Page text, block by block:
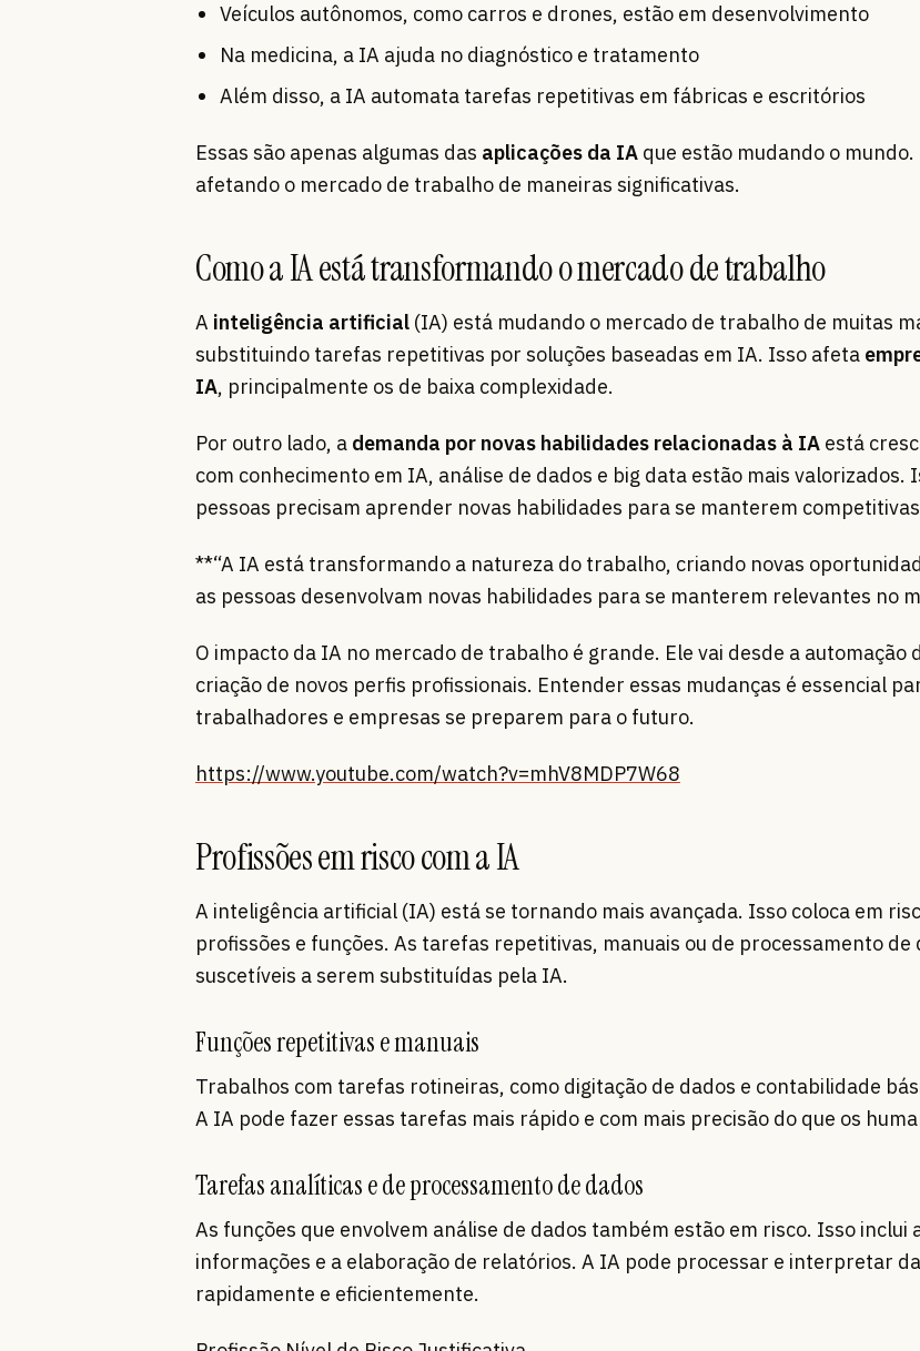
Veículos autônomos, como carros e drones, estão em desenvolvimento
Na medicina, a IA ajuda no diagnóstico e tratamento
Além disso, a IA automata tarefas repetitivas em fábricas e escritórios
Essas são apenas algumas das aplicações da IA que estão mudando o mundo.
afetando o mercado de trabalho de maneiras significativas.
Como a IA está transformando o mercado de trabalho
A inteligência artificial (IA) está mudando o mercado de trabalho de muitas
substituindo tarefas repetitivas por soluções baseadas em IA. Isso afeta
IA, principalmente os de baixa complexidade.
Por outro lado, a demanda por novas habilidades relacionadas à IA está
com conhecimento em IA, análise de dados e big data estão mais valorizados.
pessoas precisam aprender novas habilidades para se manterem
**“A IA está transformando a natureza do trabalho, criando novas
as pessoas desenvolvam novas habilidades para se manterem relevantes no
O impacto da IA no mercado de trabalho é grande. Ele vai desde a automação
criação de novos perfis profissionais. Entender essas mudanças é essencial
trabalhadores e empresas se preparem para o futuro.
https://www.youtube.com/watch?v=mhV8MDP7W68
Profissões em risco com a IA
A inteligência artificial (IA) está se tornando mais avançada. Isso coloca em
profissões e funções. As tarefas repetitivas, manuais ou de processamento de
suscetíveis a serem substituídas pela IA.
Funções repetitivas e manuais
Trabalhos com tarefas rotineiras, como digitação de dados e contabilidade
A IA pode fazer essas tarefas mais rápido e com mais precisão do que os
Tarefas analíticas e de processamento de dados
As funções que envolvem análise de dados também estão em risco. Isso inclui
informações e a elaboração de relatórios. A IA pode processar e interpretar
rapidamente e eficientemente.